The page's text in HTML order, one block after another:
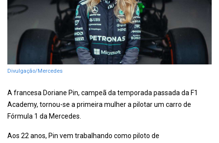
Divulgação/Mercedes
A francesa Doriane Pin, campeã da temporada passada da F1
Academy, tornou-se a primeira mulher a pilotar um carro de
Fórmula 1 da Mercedes.
Aos 22 anos, Pin vem trabalhando como piloto de